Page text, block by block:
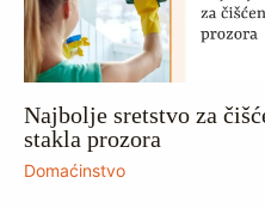
Najbolje sretstvo za
stakla prozora
Domaćinstvo